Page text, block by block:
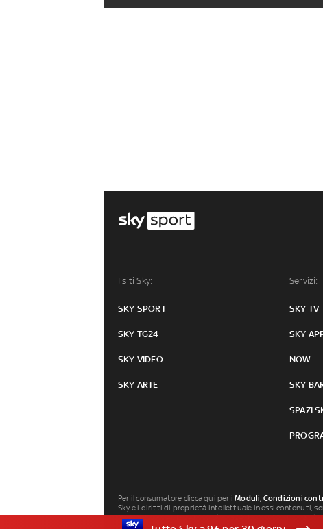
I siti Sky:
SKY SPORT
SKY TG24
SKY VIDEO
SKY ARTE
Servizi:
SKY TV
SKY
NOW
SKY
SPAZI
Per il consumatore clicca qui per iModuli, Condizioni
Sky e i diritti di proprietà intellettuale in essi contenuti,
Milano P.IVA 04619241005. SkyTG24: ISSN 3035-1537 e